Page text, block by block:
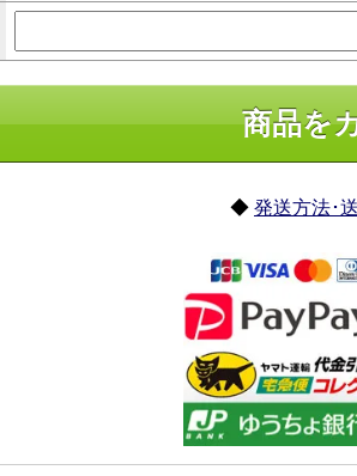
◆ 発送方法･